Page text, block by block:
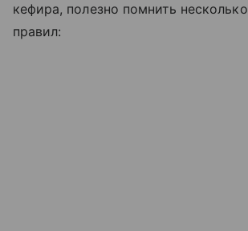
кефира, полезно помнить
правил: